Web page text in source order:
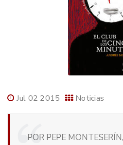
Jul 02 2015 Noticias
POR PEPE